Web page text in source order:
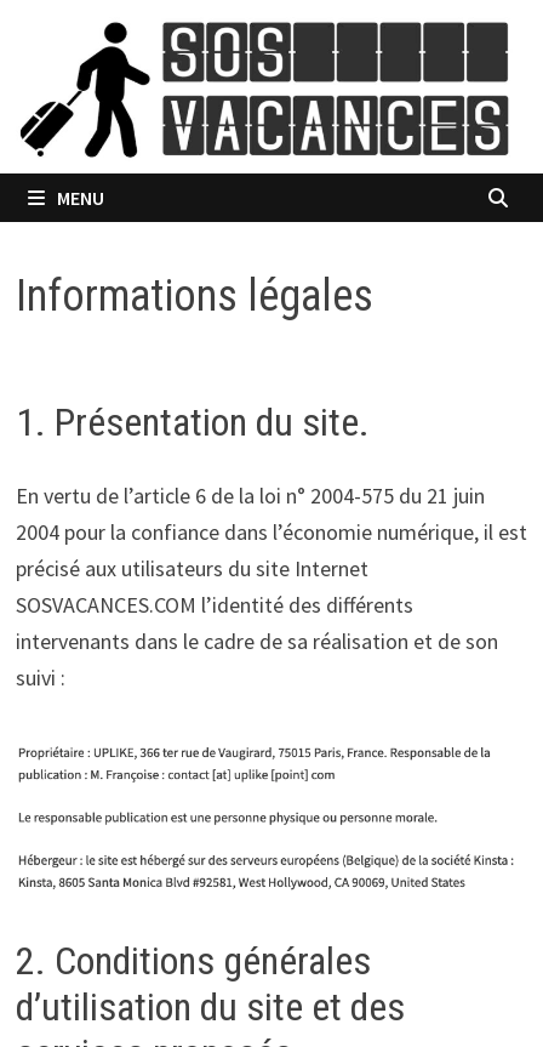
MENU
Informations légales
1. Présentation du site.
En vertu de l’article 6 de la loi n° 2004-575 du 21 juin
2004 pour la confiance dans l’économie numérique, il est
précisé aux utilisateurs du site Internet
SOSVACANCES.COM l’identité des différents
intervenants dans le cadre de sa réalisation et de son
suivi :
2. Conditions générales
d’utilisation du site et des